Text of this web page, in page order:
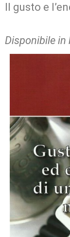
Il gusto e
Disponibile in